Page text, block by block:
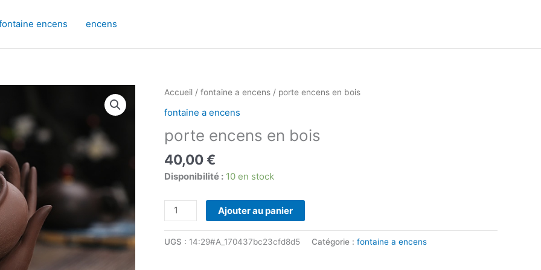
encens encens
Accueil / fontaine a encens / porte encens en bois
fontaine a encens
porte encens en bois
40,00€
Disponibilité : 10 en stock
quantité
de
porte
encens
bois
Ajouter au panier
UGS : 14:29#A_170437bc23cfd8d5 Catégorie : fontaine a encens